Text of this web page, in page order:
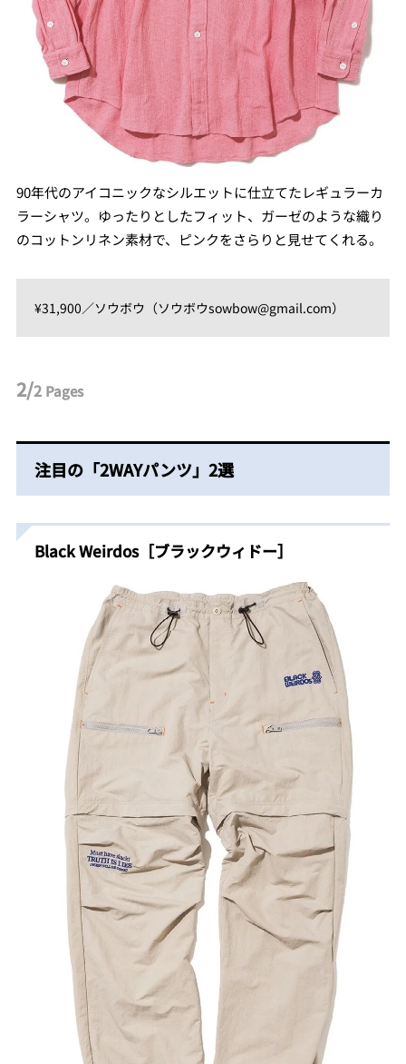
90年代のアイコニックなシルエットに仕立てたレギュラーカ
ラーシャツ。ゆったりとしたフィット、ガーゼのような織り
のコットンリネン素材で、ピンクをさらりと見せてくれる。
¥31,900／ソウボウ（ソウボウsowbow@gmail.com）
2/2 Pages
注目の「2WAYパンツ」2選
Black Weirdos［ブラックウィドー］